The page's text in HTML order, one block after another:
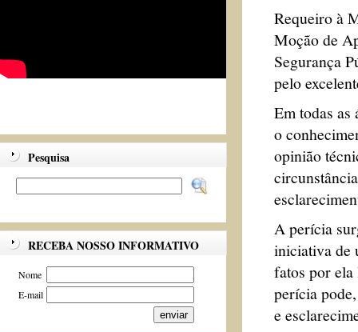
Pesquisa
RECEBA NOSSO INFORMATIVO
Nome
E-mail
Requeiro à
Moção de
Segurança
pelo
Em todas
o
opinião
A perícia
iniciativa de
fatos por
perícia
e